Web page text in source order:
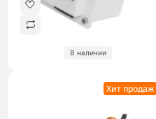
В наличии
Хит продаж